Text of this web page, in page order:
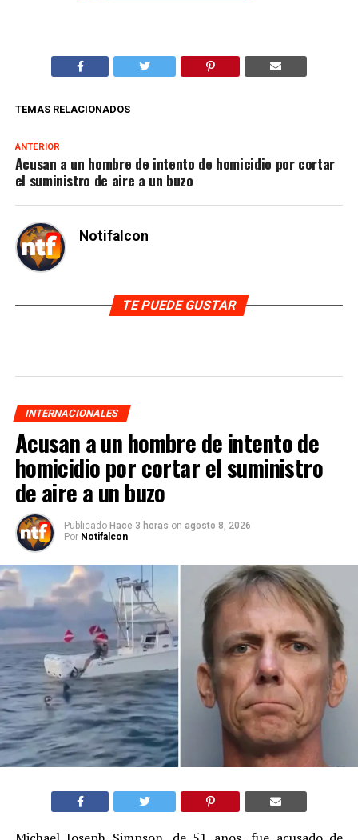
TEMAS RELACIONADOS
ANTERIOR
Acusan a un hombre de intento de homicidio por cortar
el suministro de aire a un buzo
Notifalcon
TE PUEDE GUSTAR
INTERNACIONALES
Acusan a un hombre de intento de
homicidio por cortar el suministro
de aire a un buzo
Publicado Hace 3 horas on agosto 8, 2026
Por Notifalcon